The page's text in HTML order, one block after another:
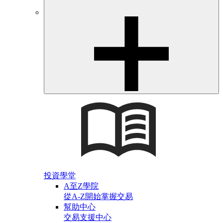
投資學堂
A至Z學院
從A-Z開始掌握交易
幫助中心
交易支援中心